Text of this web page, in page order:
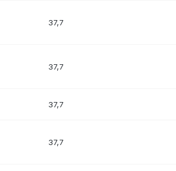
37,7
37,7
37,7
37,7